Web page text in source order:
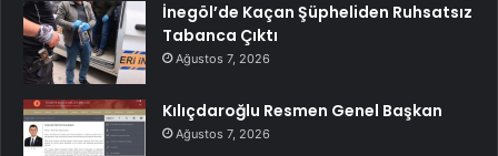
İnegöl’de Kaçan Şüpheliden Ruhsatsız
Tabanca Çıktı
Ağustos 7, 2026
Kılıçdaroğlu Resmen Genel Başkan
Ağustos 7, 2026